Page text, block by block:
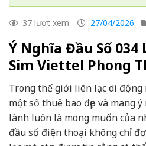
37 lượt xem 27/04/2026
Ý Nghĩa Đầu Số 034
Sim Viettel Phong
Trong thế giới liên lạc di động
một số thuê bao đẹp và mang
lành luôn là mong muốn của
đầu số điện thoại không chỉ